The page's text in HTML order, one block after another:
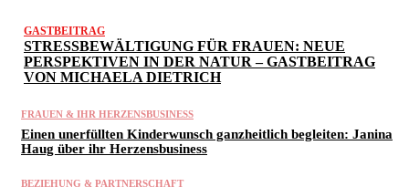
GASTBEITRAG
STRESSBEWÄLTIGUNG FÜR FRAUEN: NEUE
PERSPEKTIVEN IN DER NATUR – GASTBEITRAG
VON MICHAELA DIETRICH
FRAUEN & IHR HERZENSBUSINESS
Einen unerfüllten Kinderwunsch ganzheitlich begleiten: Janina
Haug über ihr Herzensbusiness
BEZIEHUNG & PARTNERSCHAFT